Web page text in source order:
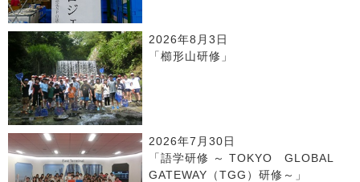
2026年8月3日
「櫛形山研修」
2026年7月30日
「語学研修 ～ TOKYO GLOBAL
GATEWAY（TGG）研修～」